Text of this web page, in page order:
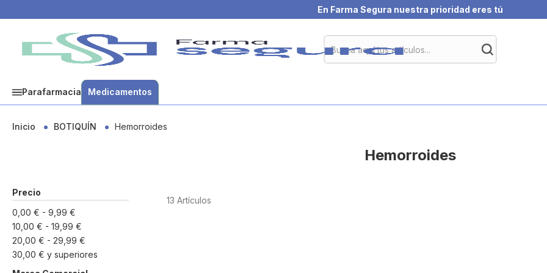
En Farma Segura nuestra prioridad eres tú
Parafarmacia Medicamentos
Inicio BOTIQUÍN Hemorroides
Hemorroides
13 Artículos
Precio
0,00 € - 9,99 €
10,00 € - 19,99 €
20,00 € - 29,99 €
30,00 € y superiores